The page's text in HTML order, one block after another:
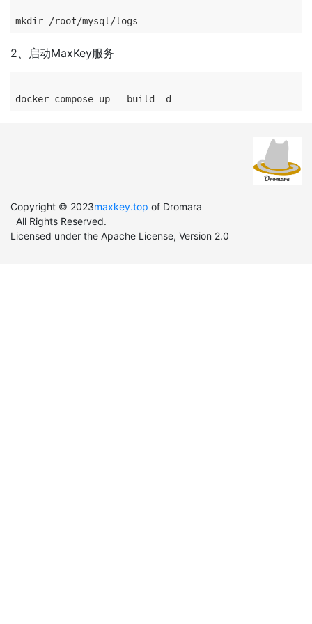
2、启动MaxKey服务
Copyright © 2023maxkey.top of Dromara
All Rights Reserved.
Licensed under the Apache License, Version 2.0